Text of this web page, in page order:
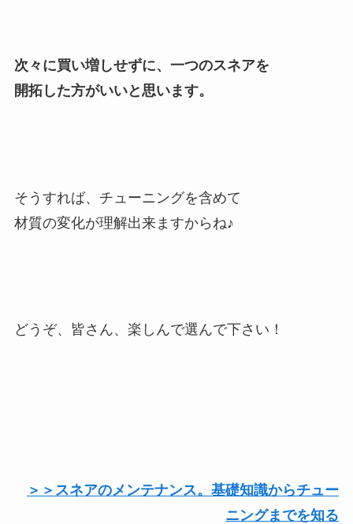
次々に買い増しせずに、一つのスネアを
開拓した方がいいと思います。
そうすれば、チューニングを含めて
材質の変化が理解出来ますからね♪
どうぞ、皆さん、楽しんで選んで下さい！
＞＞スネアのメンテナンス。基礎知識からチュー
ニングまでを知る